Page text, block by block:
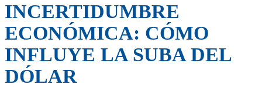
INCERTIDUMBRE
ECONÓMICA: CÓMO
INFLUYE LA SUBA DEL
DÓLAR